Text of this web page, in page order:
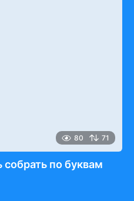
80 71
по буквам